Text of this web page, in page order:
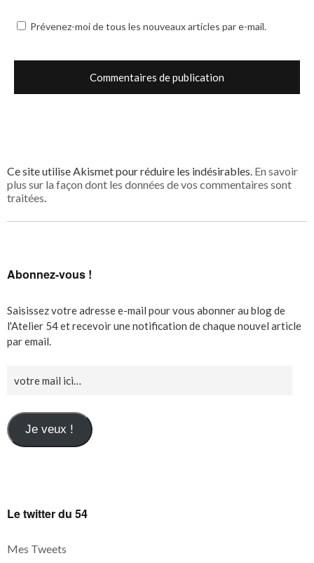
Prévenez-moi de tous les nouveaux articles par e-mail.
Ce site utilise Akismet pour réduire les indésirables. En savoir
plus sur la façon dont les données de vos commentaires sont
traitées
Abonnez-vous !
Saisissez votre adresse e-mail pour vous abonner au blog de
l'Atelier 54 et recevoir une notification de chaque nouvel article
par email.
Je veux !
Le twitter du 54
Mes Tweets